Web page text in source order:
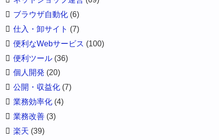
ブラウザ自動化 (6)
仕入・卸サイト (7)
便利なWebサービス (100)
便利ツール (36)
個人開発 (20)
公開・収益化 (7)
業務効率化 (4)
業務改善 (3)
楽天 (39)